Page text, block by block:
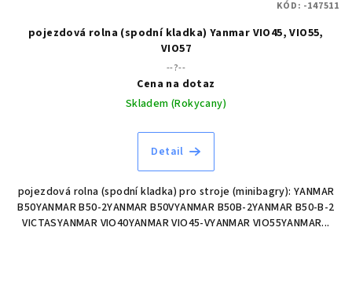
pojezdová rolna (spodní kladka) Yanmar VIO45, VIO55,
VIO57
--?--
Cena na dotaz
Skladem (Rokycany)
Detail
pojezdová rolna (spodní kladka) pro stroje (minibagry): YANMAR
B50YANMAR B50-2YANMAR B50VYANMAR B50B-2YANMAR B50-B-2
VICTASYANMAR VIO40YANMAR VIO45-VYANMAR VIO55YANMAR...
KÓD: -147511